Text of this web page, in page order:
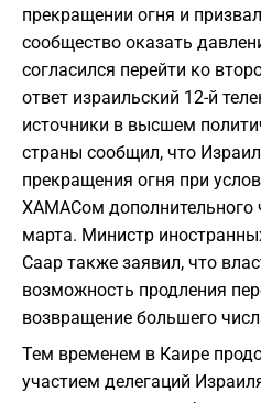
прекращении огня и
сообщество оказать
согласился перейти ко
ответ израильский 12-й
источники в высшем
страны сообщил, что
прекращения огня при
ХАМАСом дополнительного
марта. Министр
Саар также заявил, что
возможность продления
возвращение большего
Тем временем в Каире
участием делегаций